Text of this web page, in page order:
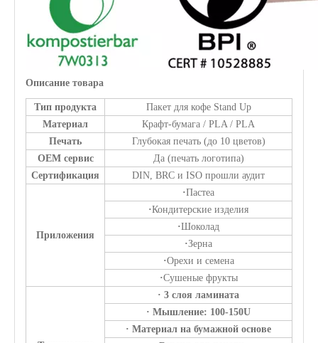
Описание товара
Тип продукта
Пакет для кофе Stand Up
Материал
Крафт-бумага / PLA / PLA
Печать
Глубокая печать (до 10 цветов)
OEM сервис
Да (печать логотипа)
Сертификация
DIN, BRC и ISO прошли аудит
Приложения
·Пастеа
·Кондитерские изделия
·Шоколад
·Зерна
·Орехи и семена
·Сушеные фрукты
· 3 слоя ламината
· Мышление: 100-150U
· Материал на бумажной основе